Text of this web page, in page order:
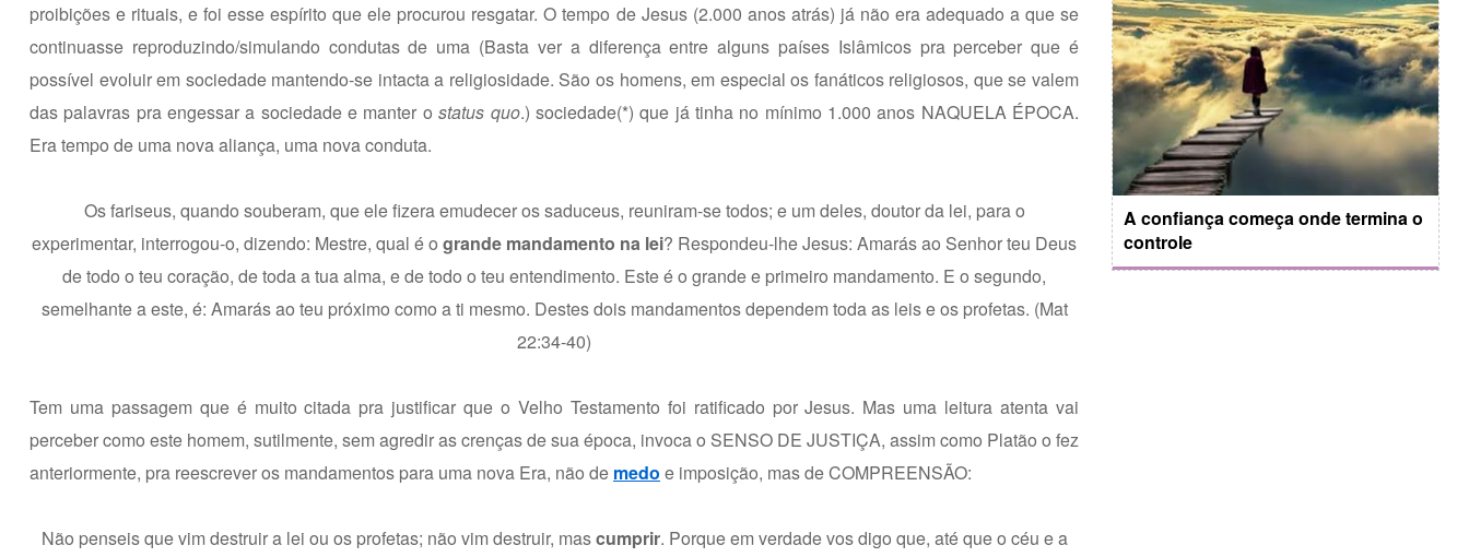
proibições e rituais, e foi esse espírito que ele procurou resgatar. O tempo de Jesus (2.000 anos atrás) já não era adequado a que se
continuasse reproduzindo/simulando condutas de uma (Basta ver a diferença entre alguns países Islâmicos pra perceber que é
possível evoluir em sociedade mantendo-se intacta a religiosidade. São os homens, em especial os fanáticos religiosos, que se valem
das palavras pra engessar a sociedade e manter ostatus quo.) sociedade(*) que já tinha no mínimo 1.000 anos NAQUELA ÉPOCA.
Era tempo de uma nova aliança, uma nova conduta.
Os fariseus, quando souberam, que ele fizera emudecer os saduceus, reuniram-se todos; e um deles, doutor da lei, para o
experimentar, interrogou-o, dizendo: Mestre, qual é o grande mandamento na lei? Respondeu-lhe Jesus: Amarás ao Senhor teu Deus
de todo o teu coração, de toda a tua alma, e de todo o teu entendimento. Este é o grande e primeiro mandamento. E o segundo,
semelhante a este, é: Amarás ao teu próximo como a ti mesmo. Destes dois mandamentos dependem toda as leis e os profetas. (Mat
22:34-40)
Tem uma passagem que é muito citada pra justificar que o Velho Testamento foi ratificado por Jesus. Mas uma leitura atenta vai
perceber como este homem, sutilmente, sem agredir as crenças de sua época, invoca o SENSO DE JUSTIÇA, assim como Platão o fez
anteriormente, pra reescrever os mandamentos para uma nova Era, não de medo e imposição, mas de COMPREENSÃO:
Não penseis que vim destruir a lei ou os profetas; não vim destruir, mascumprir. Porque em verdade vos digo que, até que o céu e a
A confiança começa onde termina o
controle